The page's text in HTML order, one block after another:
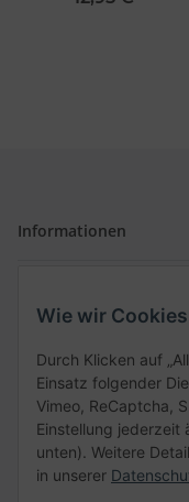
Informationen
Kategorien
Wie wir
Durch Klicken auf
Einsatz folgender
Vimeo, ReCaptcha,
Einstellung jederzeit
unten). Weitere
in unserer